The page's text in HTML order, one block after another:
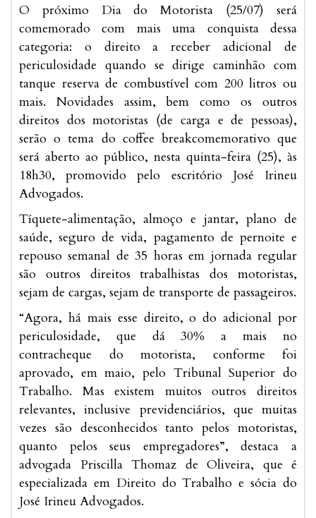
O próximo Dia do Motorista (25/07) será
comemorado com mais uma conquista dessa
categoria: o direito a receber adicional de
periculosidade quando se dirige caminhão com
tanque reserva de combustível com 200 litros ou
mais. Novidades assim, bem como os outros
direitos dos motoristas (de carga e de pessoas),
serão o tema do coffee breakcomemorativo que
será aberto ao público, nesta quinta-feira (25), às
18h30, promovido pelo escritório José Irineu
Advogados.
Tíquete-alimentação, almoço e jantar, plano de
saúde, seguro de vida, pagamento de pernoite e
repouso semanal de 35 horas em jornada regular
são outros direitos trabalhistas dos motoristas,
sejam de cargas, sejam de transporte de passageiros.
“Agora, há mais esse direito, o do adicional por
periculosidade, que dá 30% a mais no
contracheque do motorista, conforme foi
aprovado, em maio, pelo Tribunal Superior do
Trabalho. Mas existem muitos outros direitos
relevantes, inclusive previdenciários, que muitas
vezes são desconhecidos tanto pelos motoristas,
quanto pelos seus empregadores”, destaca a
advogada Priscilla Thomaz de Oliveira, que é
especializada em Direito do Trabalho e sócia do
José Irineu Advogados.